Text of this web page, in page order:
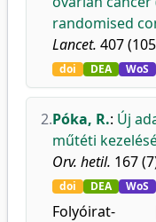
randomised
Lancet. 407
doi DEA WoS
2.Póka, R.: Új
műtéti
Orv. hetil. 167
doi DEA WoS
Folyóirat-